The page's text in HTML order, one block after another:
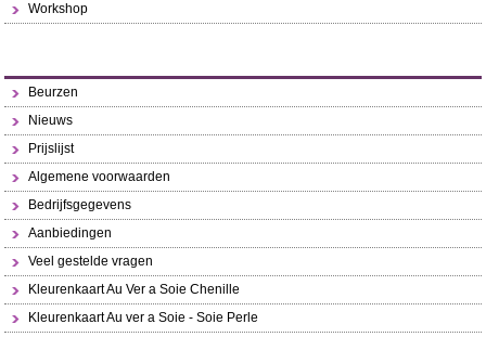
Workshop
Beurzen
Nieuws
Prijslijst
Algemene voorwaarden
Bedrijfsgegevens
Aanbiedingen
Veel gestelde vragen
Kleurenkaart Au Ver a Soie Chenille
Kleurenkaart Au ver a Soie - Soie Perle